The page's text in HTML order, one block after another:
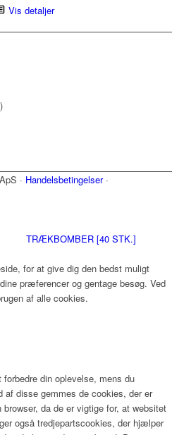
Vis detaljer
· Handelsbetingelser·
TRÆKBOMBER [40 STK.]
for at give dig den bedst muligt
præferencer og gentage besøg. Ved
af alle cookies.
din oplevelse, mens du
af disse gemmes de cookies, der er
da de er vigtige for, at websitet
også tredjepartscookies, der hjælper